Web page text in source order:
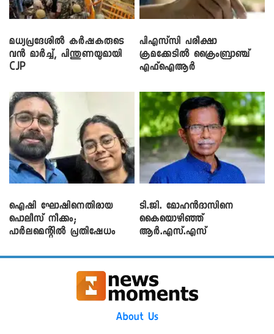
മധ്യപ്രദേശിൽ കർഷകരുടെ
വൻ മാർച്ച്, പിന്തുണയുമായി
CJP
പിഎസ്‌സി പരീക്ഷാ
ക്രമക്കേ‌ടിൽ ക്രൈംബ്രാഞ്ച്
എഫ്ഐആർ
ഐഷി ഘോഷിനെതിരായ
പൊലീസ് നീക്കം;
പാര്‍ലമെന്റിൽ പ്രതിഷേധം
ടി.ജി. മോഹൻദാസിനെ
കൈയൊഴിഞ്ഞ്
ആർ.എസ്.എസ്
About Us